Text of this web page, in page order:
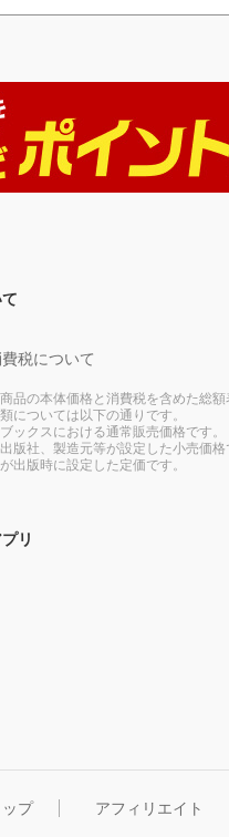
税について
品の本体価格と消費税を含めた総額
については以下の通りです。
ックスにおける通常販売価格です。
版社、製造元等が設定した小売価格
出版時に設定した定価です。
リ
プ アフィリエイト